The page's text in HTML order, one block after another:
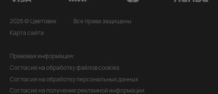
2026 © Цветовик
Все права защищены
Карта сайта
Правовая информация:
Согласие на обработку файлов cookies
Согласия на обработку персональных данных
Согласие на получение рекламной информации